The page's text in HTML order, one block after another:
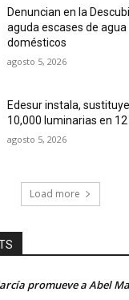
Denuncian en la
aguda escases de
domésticos
agosto 5, 2026
Edesur instala,
10,000 luminarias en
agosto 5, 2026
Load more
promueve a Abel